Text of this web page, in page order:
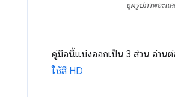
ชุดรูปภาพจะแส
คู่มือนี้แบ่งออกเป็น 3 ส่วน อ่าน
ใช้สี HD